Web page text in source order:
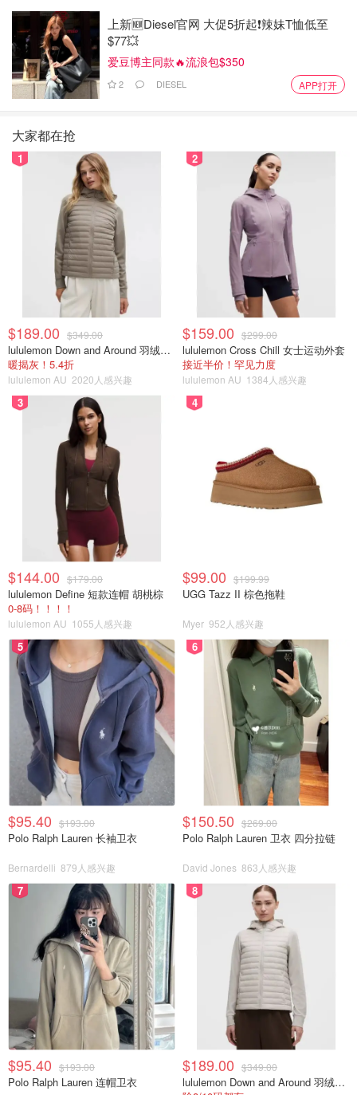
上新🆕Diesel官网 大促5折起❗️辣妹T恤低至
$77💥
爱豆博主同款🔥流浪包$350
2 DIESEL APP打开
大家都在抢
1
$189.00 $349.00
lululemon Down and Around 羽绒夹克
暖揭灰！5.4折
lululemon AU 2020人感兴趣
2
$159.00 $299.00
lululemon Cross Chill 女士运动外套
接近半价！罕见力度
lululemon AU 1384人感兴趣
3
$144.00 $179.00
lululemon Define 短款连帽 胡桃棕
0-8码！！！！
lululemon AU 1055人感兴趣
4
$99.00 $199.99
UGG Tazz II 棕色拖鞋
Myer 952人感兴趣
5
$95.40 $193.00
Polo Ralph Lauren 长袖卫衣
Bernardelli 879人感兴趣
6
$150.50 $269.00
Polo Ralph Lauren 卫衣 四分拉链
David Jones 863人感兴趣
7
$95.40 $193.00
Polo Ralph Lauren 连帽卫衣
8
$189.00 $349.00
lululemon Down and Around 羽绒夹克